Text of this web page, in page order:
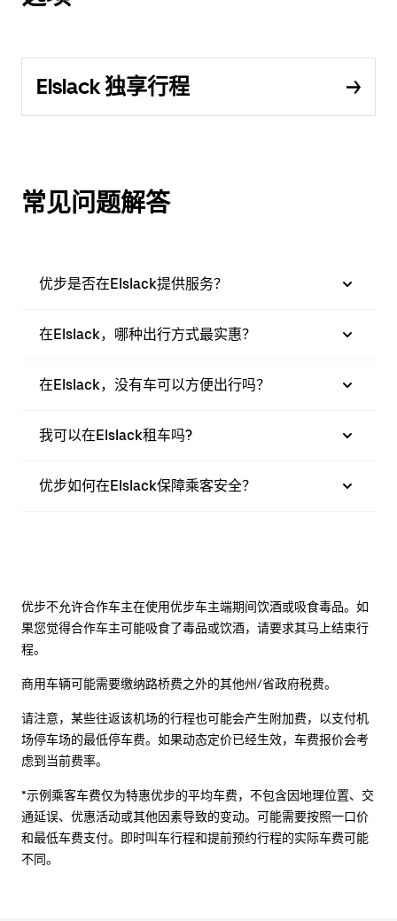
Elslack 独享行程
常见问题解答
优步是否在Elslack提供服务？
在Elslack，哪种出行方式最实惠？
在Elslack，没有车可以方便出行吗？
我可以在Elslack租车吗?
优步如何在Elslack保障乘客安全？
优步不允许合作车主在使用优步车主端期间饮酒或吸食毒品。如
果您觉得合作车主可能吸食了毒品或饮酒，请要求其马上结束行
程。
商用车辆可能需要缴纳路桥费之外的其他州/省政府税费。
请注意，某些往返该机场的行程也可能会产生附加费，以支付机
场停车场的最低停车费。如果动态定价已经生效，车费报价会考
虑到当前费率。
*示例乘客车费仅为特惠优步的平均车费，不包含因地理位置、交
通延误、优惠活动或其他因素导致的变动。可能需要按照一口价
和最低车费支付。即时叫车行程和提前预约行程的实际车费可能
不同。